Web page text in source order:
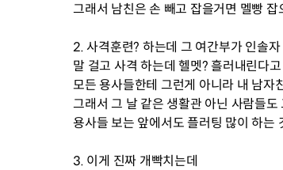
그래서 남친은 손 빼고 잡을거면 멜빵 잡
2. 사격훈련? 하는데 그 여간부가 인솔
말 걸고 사격 하는데 헬멧? 흘러내린다
모든 용사들한테 그런게 아니라 내 남자
그래서 그 날 같은 생활관 아닌 사람들
용사들 보는 앞에서도 플러팅 많이 하는
3. 이게 진짜 개빡치는데